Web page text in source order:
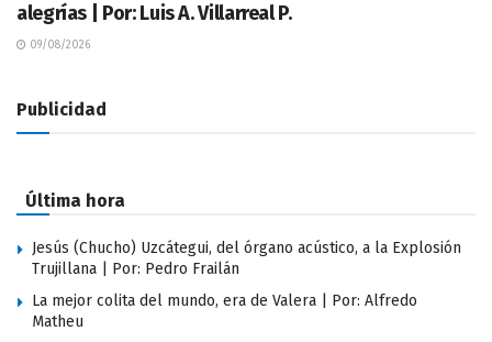
alegrías | Por: Luis A. Villarreal P.
09/08/2026
Publicidad
Última hora
Jesús (Chucho) Uzcátegui, del órgano acústico, a la Explosión
Trujillana | Por: Pedro Frailán
La mejor colita del mundo, era de Valera | Por: Alfredo
Matheu